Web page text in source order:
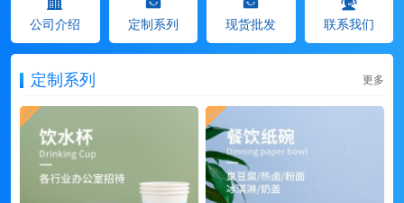
公司介绍 定制系列 现货批发 联系我们
定制系列 更多